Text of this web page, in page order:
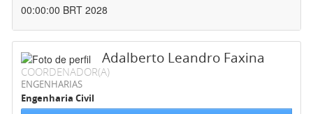
00:00:00 BRT 2028
Adalberto Leandro Faxina
COORDENADOR(A)
ENGENHARIAS
Engenharia Civil